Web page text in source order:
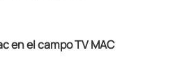
en el campoTV MAC